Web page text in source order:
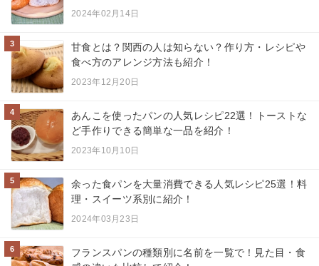
2024年02月14日
3
甘食とは？関西の人は知らない？作り方・レシピや
食べ方のアレンジ方法も紹介！
2023年12月20日
4
あんこを使ったパンの人気レシピ22選！トーストな
ど手作りできる簡単な一品を紹介！
2023年10月10日
5
余った食パンを大量消費できる人気レシピ25選！料
理・スイーツ系別に紹介！
2024年03月23日
6
フランスパンの種類別に名前を一覧で！見た目・食